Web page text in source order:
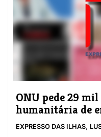
ONU pede 29
humanitária de
EXPRESSO DAS ILHAS,